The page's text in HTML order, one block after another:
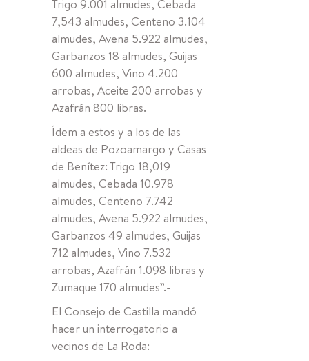
Trigo 9.001 almudes, Cebada
7,543 almudes, Centeno 3.104
almudes, Avena 5.922 almudes,
Garbanzos 18 almudes, Guijas
600 almudes, Vino 4.200
arrobas, Aceite 200 arrobas y
Azafrán 800 libras.
Ídem a estos y a los de las
aldeas de Pozoamargo y Casas
de Benítez: Trigo 18,019
almudes, Cebada 10.978
almudes, Centeno 7.742
almudes, Avena 5.922 almudes,
Garbanzos 49 almudes, Guijas
712 almudes, Vino 7.532
arrobas, Azafrán 1.098 libras y
Zumaque 170 almudes”.-
El Consejo de Castilla mandó
hacer un interrogatorio a
vecinos de La Roda: